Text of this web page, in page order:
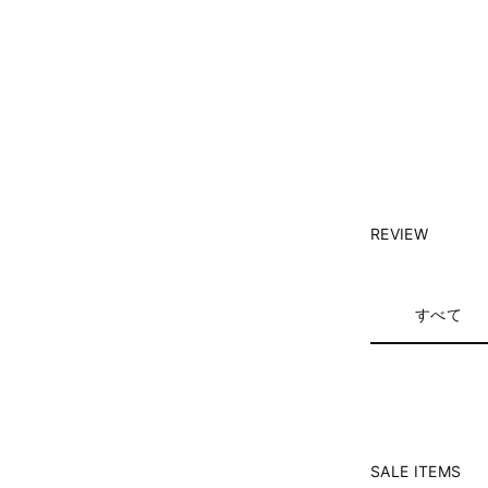
REVIEW
すべて
SALE ITEMS